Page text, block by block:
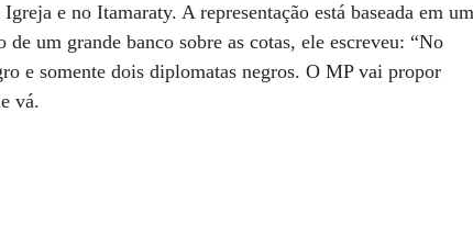
e no Itamaraty. A representação está baseada em
um grande banco sobre as cotas, ele escreveu: “No
e somente dois diplomatas negros. O MP vai propor
vá.